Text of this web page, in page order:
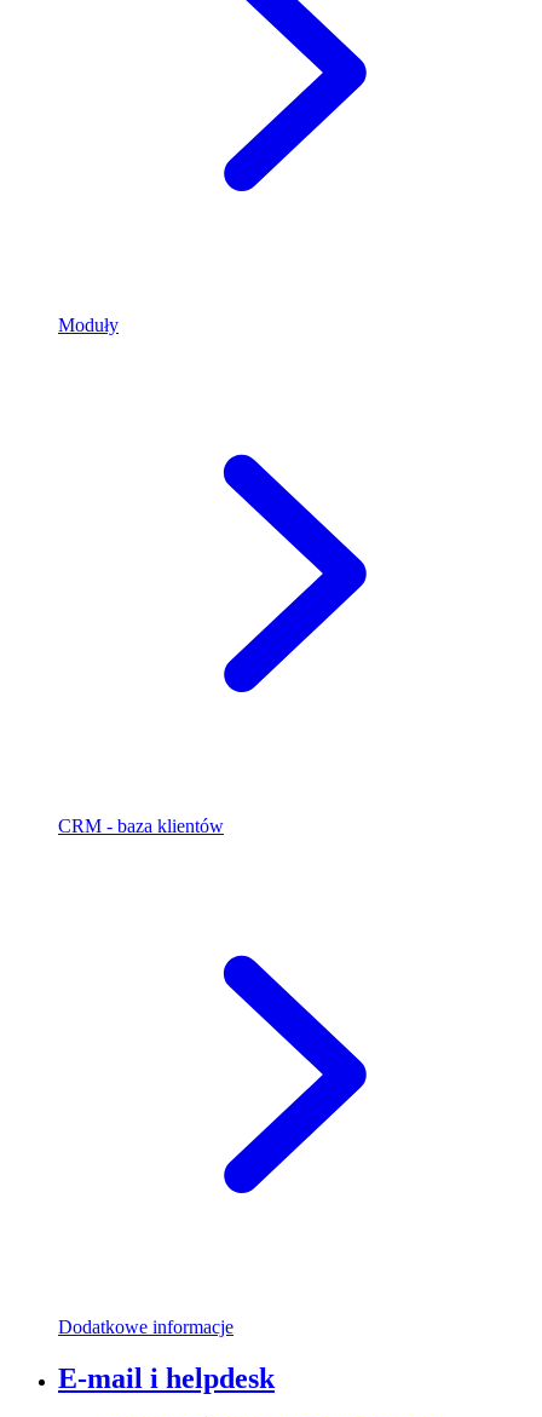
Moduły
CRM - baza klientów
Dodatkowe informacje
E-mail i helpdesk